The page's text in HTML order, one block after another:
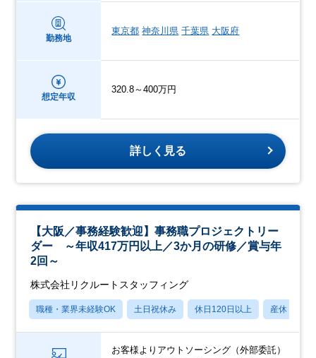
勤務地
東京都 神奈川県 千葉県 大阪府
想定年収
320.8～400万円
詳しく見る
【大阪／事務経験歓迎】事務職プロジェクトリー
ダー ～年収417万円以上／3か月の研修／賞与年
2回～
株式会社リクルートスタッフィング
職種・業界未経験OK 土日祝休み 休日120日以上 産休・育休
お客様よりアウトソーシング（外部委託）